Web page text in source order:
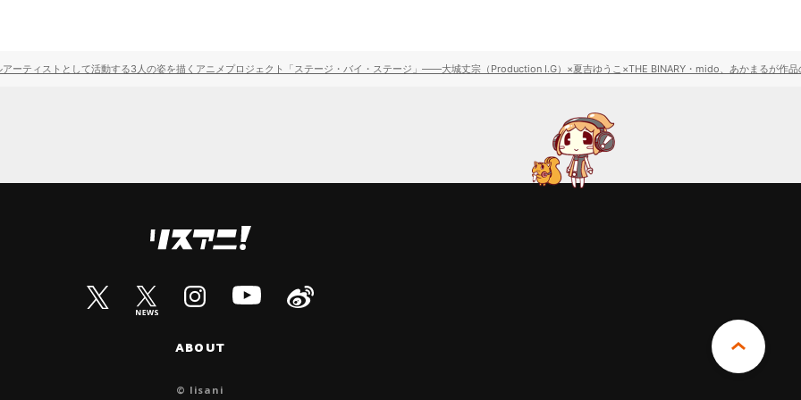
アーティストとして活動する3人の姿を描くアニメプロジェクト「ステージ・バイ・ステージ」――大城丈宗（Production I.G）×夏吉ゆうこ×THE BINARY・mido、あかまるが作
ABOUT
© lisani